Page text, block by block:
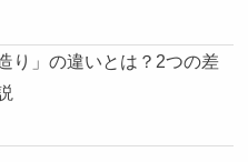
り」の違いとは？2つの差